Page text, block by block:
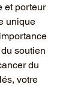
et porteur
unique
soutien
du
votre